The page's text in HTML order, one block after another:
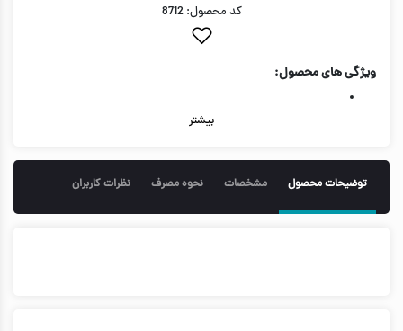
کد محصول: 8712
ویژگی های محصول:
بیشتر
توضیحات محصول مشخصات نحوه مصرف نظرات کاربران